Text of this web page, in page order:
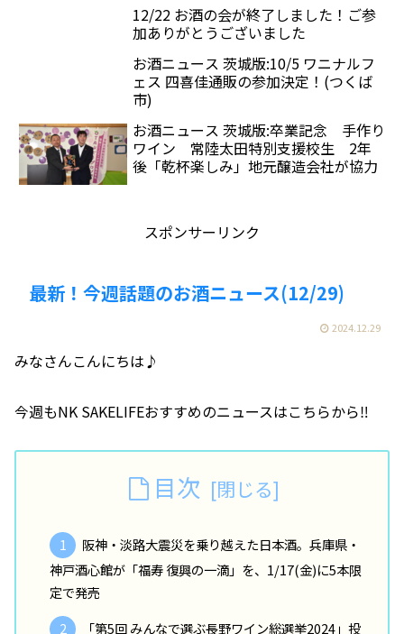
12/22 お酒の会が終了しました！ご参
加ありがとうございました
お酒ニュース 茨城版:10/5 ワニナルフ
ェス 四喜佳通販の参加決定！(つくば
市)
お酒ニュース 茨城版:卒業記念 手作り
ワイン 常陸太田特別支援校生 2年
後「乾杯楽しみ」地元醸造会社が協力
スポンサーリンク
最新！今週話題のお酒ニュース(12/29)
2024.12.29
みなさんこんにちは♪
今週もNK SAKELIFEおすすめのニュースはこちらから‼️
目次
阪神・淡路大震災を乗り越えた日本酒。兵庫県・
神戸酒心館が「福寿 復興の一滴」を、1/17(金)に5本限
定で発売
「第5回 みんなで選ぶ長野ワイン総選挙2024」投